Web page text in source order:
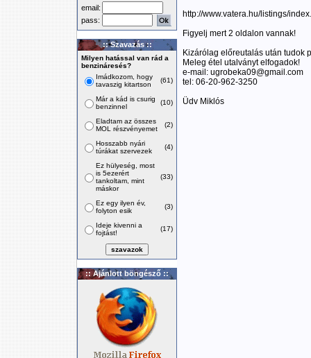
email:
pass:
:: Szavazás ::
Milyen hatással van rád a
benzináresés?
Imádkozom, hogy
tavaszig kitartson
(61)
Már a kád is csurig
benzinnel
(10)
Eladtam az összes
MOL részvényemet
(2)
Hosszabb nyári
túrákat szervezek
(4)
Ez hülyeség, most
is 5ezerért
tankoltam, mint
máskor
(33)
Ez egy ilyen év,
folyton esik
(3)
Ideje kivenni a
fojtást!
(17)
:: Ajánlott böngésző ::
http://www.vatera.hu/listings/
Figyelj mert 2 oldalon vannak!
Kizárólag előreutalás után tudok
Meleg étel utalványt elfogadok!
e-mail: ugrobeka09@gmail.com
tel: 06-20-962-3250
Üdv Miklós